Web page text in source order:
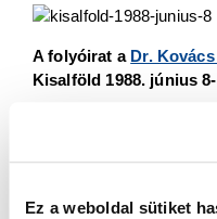
Ez a weboldal sütiket
A folyóirat a Dr.
Kisalföld 1988. június
Orbánné Horváth